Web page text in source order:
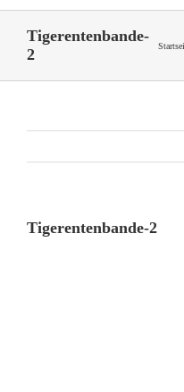
Tigerentenbande-
2
Tigerentenbande-2